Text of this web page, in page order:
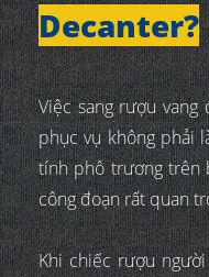
Decanter?
Việc sang rượu
phục vụ không phải
tính phô trương trên
công đoạn rất quan
Khi chiếc rượu